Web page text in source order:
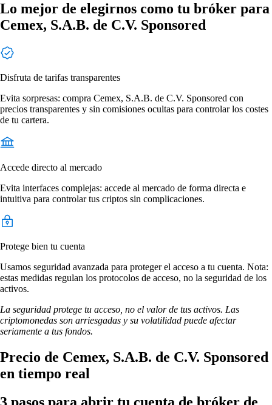
Lo mejor de elegirnos como tu bróker para
Cemex, S.A.B. de C.V. Sponsored
Disfruta de tarifas transparentes
Evita sorpresas: compra Cemex, S.A.B. de C.V. Sponsored con
precios transparentes y sin comisiones ocultas para controlar los costes
de tu cartera.
Accede directo al mercado
Evita interfaces complejas: accede al mercado de forma directa e
intuitiva para controlar tus criptos sin complicaciones.
Protege bien tu cuenta
Usamos seguridad avanzada para proteger el acceso a tu cuenta. Nota:
estas medidas regulan los protocolos de acceso, no la seguridad de los
activos.
La seguridad protege tu acceso, no el valor de tus activos. Las
criptomonedas son arriesgadas y su volatilidad puede afectar
seriamente a tus fondos.
Precio de Cemex, S.A.B. de C.V. Sponsored
en tiempo real
3 pasos para abrir tu cuenta de bróker de